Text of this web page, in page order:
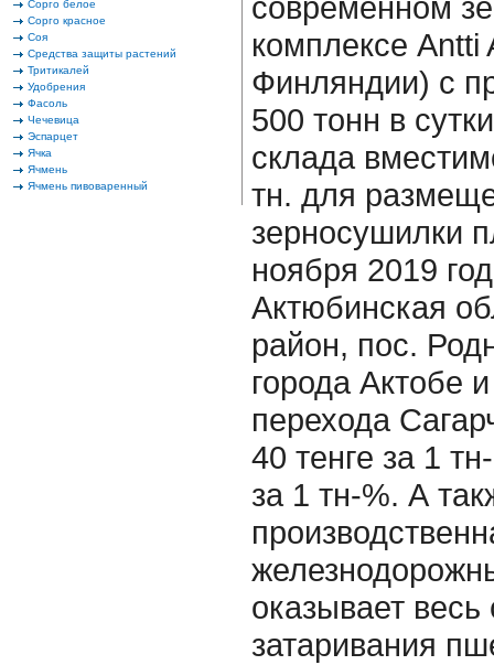
Сорго белое
Сорго красное
Соя
Средства защиты растений
Тритикалей
Удобрения
Фасоль
Чечевица
Эспарцет
Ячка
Ячмень
Ячмень пивоваренный
комплексе Antti
Финляндии) с
500 тонн в
склада
тн. для
зерносушилки
ноября 2019
Актюбинская
район, пос.
города Актобе
перехода
40 тенге за 1
за 1 тн-%. А
оказывает весь
затаривания